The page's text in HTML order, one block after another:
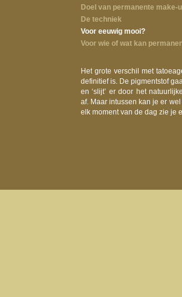
Doel van permanente make-
De techniek
Voor eeuwig mooi?
Voor wie of wat kan
Het grote verschil met
definitief is. De pigmentstof
en ‘slijt’ er door het
af. Maar intussen kan je er
elk moment van de dag zie je